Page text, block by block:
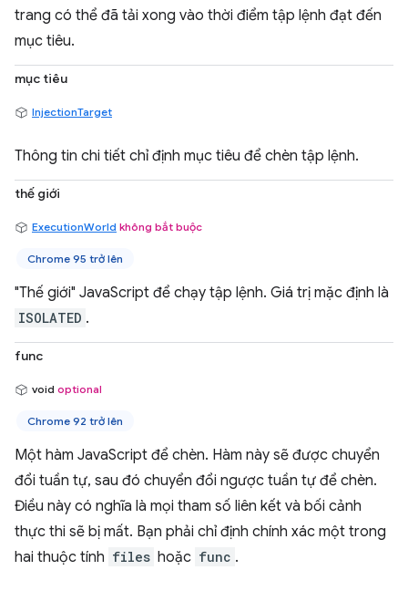
trang có thể đã tải xong vào thời điểm tập lệnh đạt đến
mục tiêu.
mục tiêu
InjectionTarget
Thông tin chi tiết chỉ định mục tiêu để chèn tập lệnh.
thế giới
ExecutionWorld không bắt buộc
Chrome 95 trở lên
"Thế giới" JavaScript để chạy tập lệnh. Giá trị mặc định là
ISOLATED .
func
void optional
Chrome 92 trở lên
Một hàm JavaScript để chèn. Hàm này sẽ được chuyển
đổi tuần tự, sau đó chuyển đổi ngược tuần tự để chèn.
Điều này có nghĩa là mọi tham số liên kết và bối cảnh
thực thi sẽ bị mất. Bạn phải chỉ định chính xác một trong
hai thuộc tính files hoặc func .